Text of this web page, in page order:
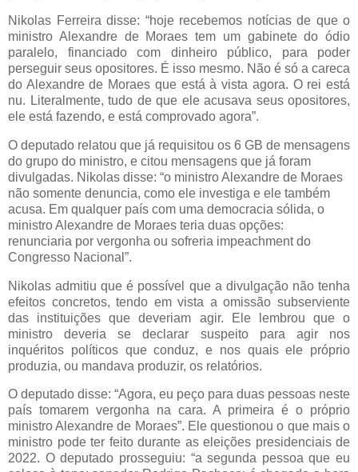
Nikolas Ferreira disse: “hoje recebemos notícias de que o
ministro Alexandre de Moraes tem um gabinete do ódio
paralelo, financiado com dinheiro público, para poder
perseguir seus opositores. É isso mesmo. Não é só a careca
do Alexandre de Moraes que está à vista agora. O rei está
nu. Literalmente, tudo de que ele acusava seus opositores,
ele está fazendo, e está comprovado agora”.
O deputado relatou que já requisitou os 6 GB de mensagens
do grupo do ministro, e citou mensagens que já foram
divulgadas. Nikolas disse: “o ministro Alexandre de Moraes
não somente denuncia, como ele investiga e ele também
acusa. Em qualquer país com uma democracia sólida, o
ministro Alexandre de Moraes teria duas opções:
renunciaria por vergonha ou sofreria impeachment do
Congresso Nacional”.
Nikolas admitiu que é possível que a divulgação não tenha
efeitos concretos, tendo em vista a omissão subserviente
das instituições que deveriam agir. Ele lembrou que o
ministro deveria se declarar suspeito para agir nos
inquéritos políticos que conduz, e nos quais ele próprio
produzia, ou mandava produzir, os relatórios.
O deputado disse: “Agora, eu peço para duas pessoas neste
país tomarem vergonha na cara. A primeira é o próprio
ministro Alexandre de Moraes”. Ele questionou o que mais o
ministro pode ter feito durante as eleições presidenciais de
2022. O deputado prosseguiu: “a segunda pessoa que eu